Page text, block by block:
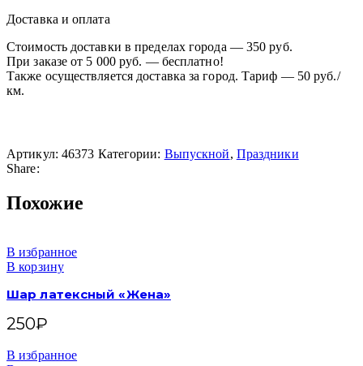
Доставка и оплата
Стоимость доставки в пределах города — 350 руб.
При заказе от 5 000 руб. — бесплатно!
Также осуществляется доставка за город. Тариф — 50 руб./
км.
Артикул: 46373 Категории: Выпускной, Праздники
Share:
Похожие
В избранное
В корзину
Шар латексный «Жена»
250₽
В избранное